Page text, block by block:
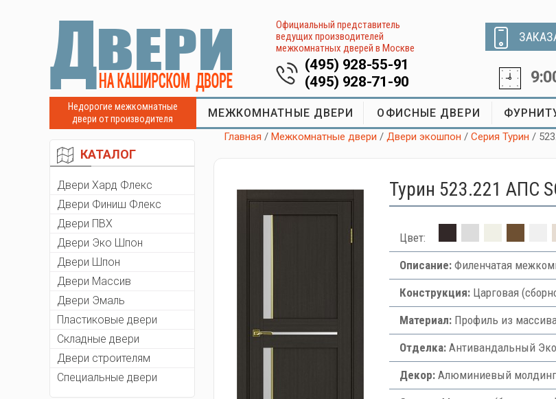
Официальный представитель
ведущих производителей
межкомнатных дверей в Москве
(495) 928-55-91
(495) 928-71-90
Недорогие межкомнатные
двери от производителя
МЕЖКОМНАТНЫЕ ДВЕРИ ОФИСНЫЕ ДВЕРИ
КАТАЛОГ
Двери Хард Флекс
Двери Финиш Флекс
Двери ПВХ
Двери Эко Шпон
Двери Шпон
Двери Массив
Двери Эмаль
Пластиковые двери
Складные двери
Двери строителям
Специальные двери
Главная /Межкомнатные двери /Двери экошпон /Серия Турин /
Турин 523.221 АПC
Цвет:
Описание:Филенчатая
Конструкция:Царговая
Материал:Профиль из
Отделка:Антивандальный
Декор:Алюминиевый молдинг